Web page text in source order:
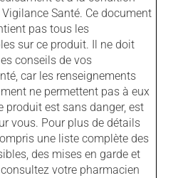
Santé. Ce document
pas tous les
sur ce produit. Il ne doit
conseils de vos
car les renseignements
ne permettent pas à eux
produit est sans danger, est
vous. Pour plus de détails
une liste complète des
des mises en garde et
votre pharmacien